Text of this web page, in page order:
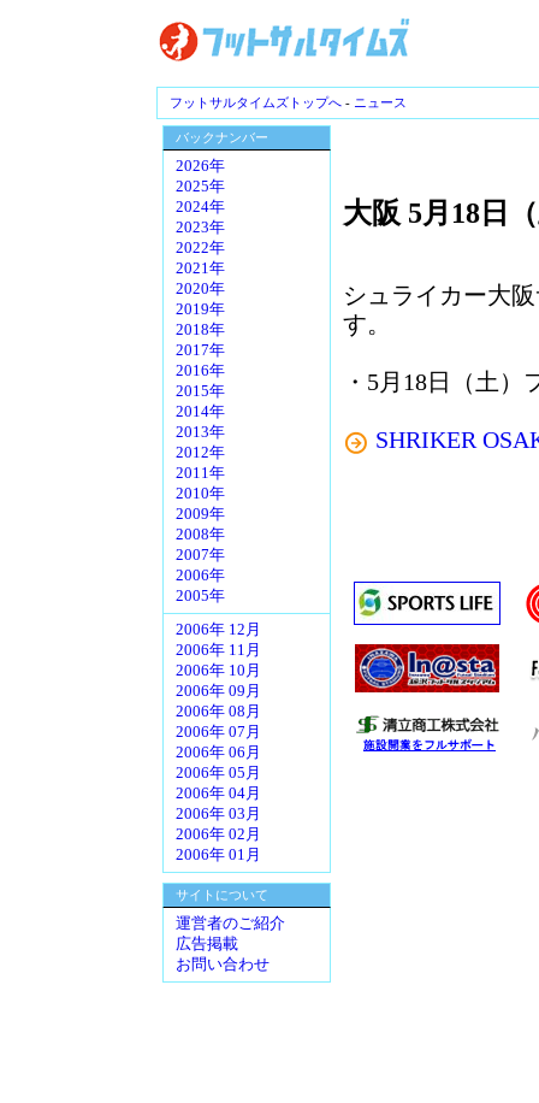
フットサルタイムズトップへ - ニュース
バックナンバー
2026年
2025年
2024年
2023年
2022年
2021年
2020年
2019年
2018年
2017年
2016年
2015年
2014年
2013年
2012年
2011年
2010年
2009年
2008年
2007年
2006年
2005年
2006年 12月
2006年 11月
2006年 10月
2006年 09月
2006年 08月
2006年 07月
2006年 06月
2006年 05月
2006年 04月
2006年 03月
2006年 02月
2006年 01月
サイトについて
運営者のご紹介
広告掲載
お問い合わせ
大阪 5月18日
シュライカー大
す。
・5月18日（土
SHRIKER